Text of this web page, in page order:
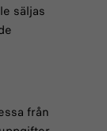
säljas
från